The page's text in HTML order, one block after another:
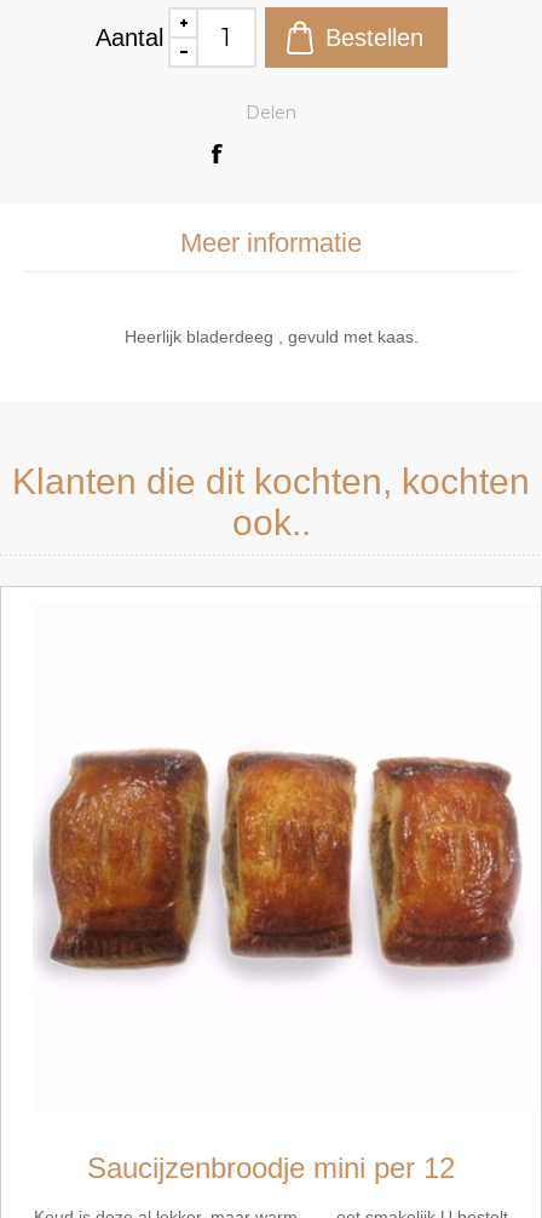
Aantal
Delen
Meer informatie
Heerlijk bladerdeeg , gevuld met kaas.
Klanten die dit kochten, kochten
ook..
Saucijzenbroodje mini per 12